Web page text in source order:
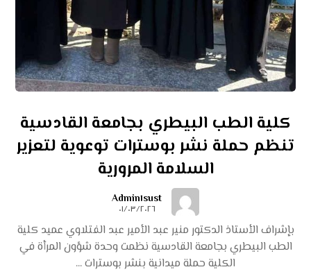
كلية الطب البيطري بجامعة القادسية
تنظم حملة نشر بوسترات توعوية لتعزير
السلامة المرورية
Admin١sust
٠١/٠٣/٢٠٢٦
بإشراف الأستاذ الدكتور منير عبد الأمير عبد الفتلاوي عميد كلية
الطب البيطري بجامعة القادسية نظمت وحدة شؤون المرأة في
الكلية حملة ميدانية بنشر بوسترات ...